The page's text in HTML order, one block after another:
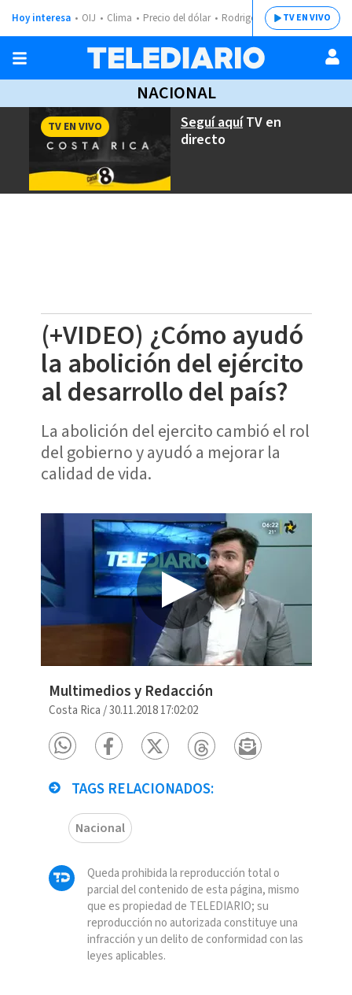
Hoy interesa OIJ Clima Precio del dólar Rodrigo ChavesTV EN VIVO
NACIONAL
Seguí aquíTV en
directo
TV EN VIVO
(+VIDEO) ¿Cómo ayudó
la abolición del ejército
al desarrollo del país?
La abolición del ejercito cambió el rol
del gobierno y ayudó a mejorar la
calidad de vida.
Multimedios y Redacción
Costa Rica /30.11.2018 17:02:02
TAGS RELACIONADOS:
Nacional
Queda prohibida la reproducción total o
parcial del contenido de esta página, mismo
que es propiedad de TELEDIARIO; su
reproducción no autorizada constituye una
infracción y un delito de conformidad con las
leyes aplicables.